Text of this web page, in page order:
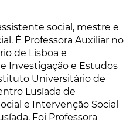
social, mestre e
É Professora Auxiliar no
de Lisboa e
Investigação e Estudos
Universitário de
Lusíada de
e Intervenção Social
Foi Professora